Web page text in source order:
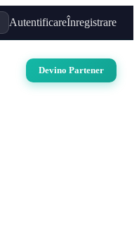
AutentificareÎnregistrare
Devino Partener